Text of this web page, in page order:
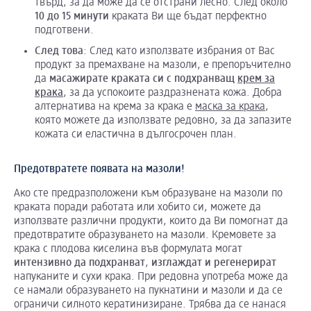
твърд, за да може да се отстрани лесно. След около
10 до 15 минути краката Ви ще бъдат перфектно
подготвени.
След това: След като използвате избрания от Вас
продукт за премахване на мазоли, е препоръчително
да масажирате краката си с подхранващ крем за
крака, за да успокоите раздразнената кожа. Добра
алтернатива на крема за крака е маска за крака,
която можете да използвате редовно, за да запазите
кожата си еластична в дългосрочен план.
Предотвратете появата на мазоли!
Ако сте предразположени към образуване на мазоли по
краката поради работата или хобито си, можете да
използвате различни продукти, които да Ви помогнат да
предотвратите образуването на мазоли. Кремовете за
крака с плодова киселина във формулата могат
интензивно да подхранват, изглаждат и регенерират
напуканите и сухи крака. При редовна употреба може да
се намали образуването на пукнатини и мазоли и да се
ограничи силното кератинизиране. Трябва да се нанася